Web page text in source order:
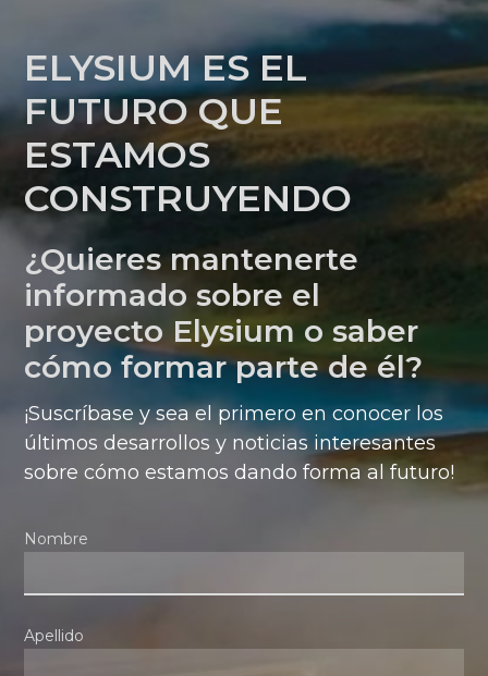
ELYSIUM ES EL
FUTURO QUE
ESTAMOS
CONSTRUYENDO
¿Quieres mantenerte
informado sobre el
proyecto Elysium o saber
cómo formar parte de él?
¡Suscríbase y sea el primero en conocer los
últimos desarrollos y noticias interesantes
sobre cómo estamos dando forma al futuro!
Nombre
Apellido